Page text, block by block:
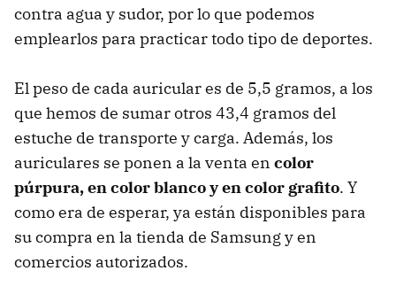
contra agua y sudor, por lo que podemos
emplearlos para practicar todo tipo de deportes.
El peso de cada auricular es de 5,5 gramos, a los
que hemos de sumar otros 43,4 gramos del
estuche de transporte y carga. Además, los
auriculares se ponen a la venta en color
púrpura, en color blanco y en color grafito. Y
como era de esperar, ya están disponibles para
su compra en la tienda de Samsung y en
comercios autorizados.